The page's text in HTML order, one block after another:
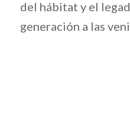
del hábitat y el
generación a las